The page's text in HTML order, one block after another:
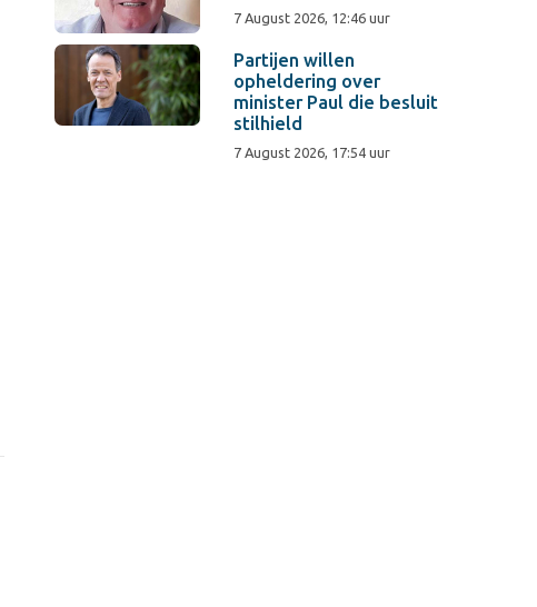
7 August 2026, 12:46 uur
Partijen willen
opheldering over
minister Paul die besluit
stilhield
7 August 2026, 17:54 uur